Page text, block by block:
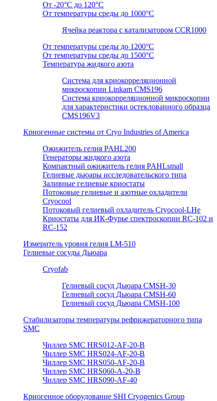
От -20°C до 120°C
От температуры среды до 1000°C
Ячейка реактора с катализатором CCR1000
От температуры среды до 1200°C
От температуры среды до 1500°C
Температура жидкого азота
Система для криокорреляционной
микроскопии Linkam CMS196
Система криокорреляционной микроскопии
для характеристики остеклованного образца
CMS196V3
Криогенные системы от Cryo Industries of America
Ожижитель гелия PAHL200
Генераторы жидкого азота
Компактный ожижитель гелия PAHLsmall
Гелиевые дьюары исследовательского типа
Заливные гелиевые криостаты
Потоковые гелиевые и азотные охладители
Cryocool
Потоковый гелиевый охладитель Cryocool-LHe
Криостаты для ИК-Фурье спектроскопии RC-102 и
RC-152
Измеритель уровня гелия LM-510
Гелиевые сосуды Дьюара
Cryofab
Гелиевый сосуд Дьюара CMSH-30
Гелиевый сосуд Дьюара CMSH-60
Гелиевый сосуд Дьюара CMSH-100
Стабилизаторы температуры рефрижераторного типа
SMC
Чиллер SMC HRS012-AF-20-B
Чиллер SMC HRS024-AF-20-B
Чиллер SMC HRS050-AF-20-B
Чиллер SMC HRS060-A-20-B
Чиллер SMC HRS090-AF-40
Криогенное оборудование SHI Cryogenics Group